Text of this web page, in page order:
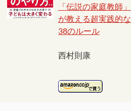
「伝説の家庭教師」
が教える超実践的な
38のルール
西村則康